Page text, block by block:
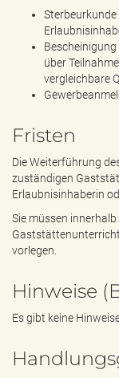
über
vergleichbare
Fristen
Die Weiterführung
zuständigen
Erlaubnisinhaberin
Sie müssen
vorlegen.
Hinweise
Es gibt keine